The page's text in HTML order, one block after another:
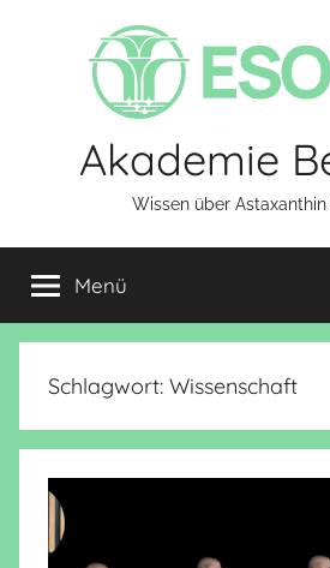
Akademie
Wissen über
Menü
Schlagwort: Wissenschaft